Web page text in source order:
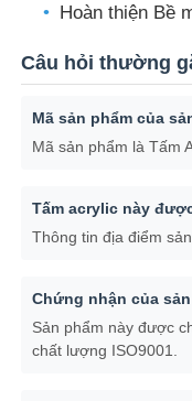
Hoàn thiện Bề
Câu hỏi thường
Mã sản phẩm của
Mã sản phẩm là Tấm
Tấm acrylic này
Thông tin địa điểm
Chứng nhận của
Sản phẩm này được
chất lượng ISO9001.